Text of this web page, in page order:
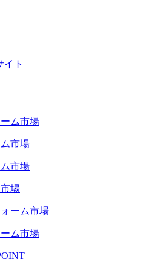
イト
市場
場
ム市場